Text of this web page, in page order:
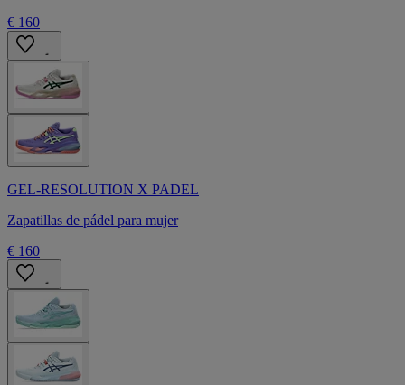
€ 160
GEL-RESOLUTION X PADEL
Zapatillas de pádel para mujer
€ 160